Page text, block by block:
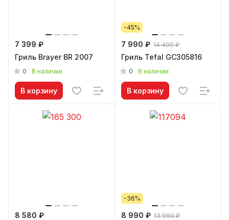
7 399 ₽
Гриль Brayer BR 2007
0 В наличии
В корзину
-45%
7 990 ₽ 14 490 ₽
Гриль Tefal GC305816
0 В наличии
В корзину
8 580 ₽
-36%
8 990 ₽ 13 990 ₽